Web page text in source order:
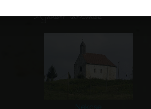
Ajánlott látnivalók
Nekcse